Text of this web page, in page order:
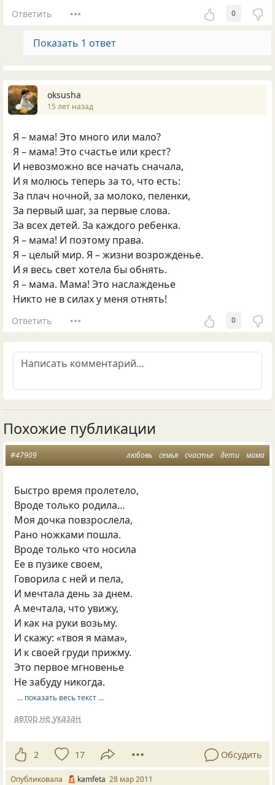
Ответить 0
Показать 1 ответ
oksusha
15 лет назад
Я – мама! Это много или мало?
Я – мама! Это счастье или крест?
И невозможно все начать сначала,
И я молюсь теперь за то, что есть:
За плач ночной, за молоко, пеленки,
За первый шаг, за первые слова.
За всех детей. За каждого ребенка.
Я – мама! И поэтому права.
Я – целый мир. Я – жизни возрожденье.
И я весь свет хотела бы обнять.
Я – мама. Мама! Это наслажденье
Никто не в силах у меня отнять!
Ответить 0
Похожие публикации
любовь семья счастье дети мама
#47909
Быстро время пролетело,
Вроде только родила…
Моя дочка повзрослела,
Рано ножками пошла.
Вроде только что носила
Ее в пузике своем,
Говорила с ней и пела,
И мечтала день за днем.
А мечтала, что увижу,
И как на руки возьму.
И скажу: «твоя я мама»,
И к своей груди прижму.
Это первое мгновенье
Не забуду никогда.
… показать весь текст …
автор не указан
2 17 Обсудить
Опубликовала kamfeta 28 мар 2011